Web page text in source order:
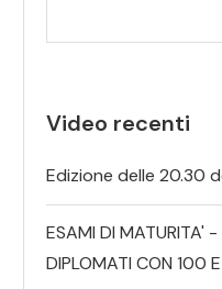
Video recenti
Edizione delle 20.30
ESAMI DI MATURITA' -
DIPLOMATI CON 100